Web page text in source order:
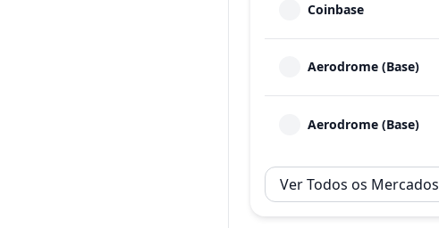
Coinbase
Aerodrome (Base)
Aerodrome (Base)
Ver Todos os Mercados